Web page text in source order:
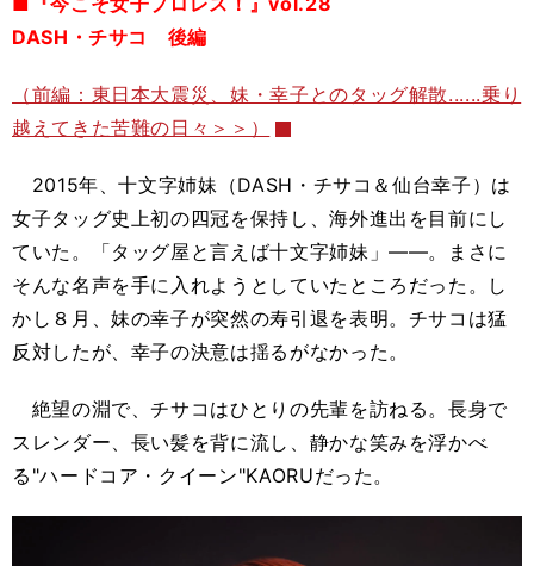
DASH・チサコ 後編
（前編：東日本大震災、妹・幸子とのタッグ解散......乗り
越えてきた苦難の日々＞＞）
2015年、十文字姉妹（DASH・チサコ＆仙台幸子）は
女子タッグ史上初の四冠を保持し、海外進出を目前にし
ていた。「タッグ屋と言えば十文字姉妹」――。まさに
そんな名声を手に入れようとしていたところだった。し
かし８月、妹の幸子が突然の寿引退を表明。チサコは猛
反対したが、幸子の決意は揺るがなかった。
絶望の淵で、チサコはひとりの先輩を訪ねる。長身で
スレンダー、長い髪を背に流し、静かな笑みを浮かべ
る"ハードコア・クイーン"KAORUだった。